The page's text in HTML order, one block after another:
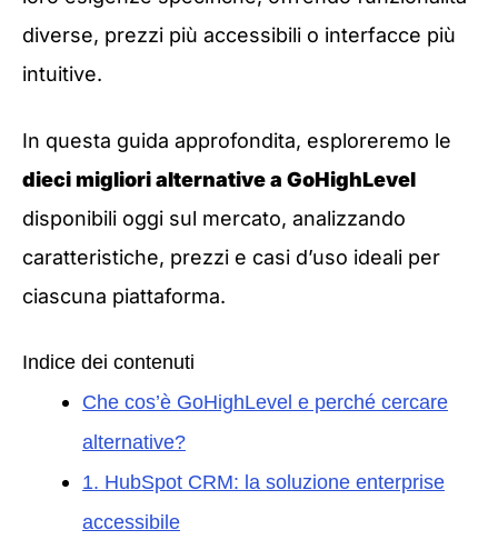
diverse, prezzi più accessibili o interfacce più
intuitive.
In questa guida approfondita, esploreremo le
dieci migliori alternative a GoHighLevel
disponibili oggi sul mercato, analizzando
caratteristiche, prezzi e casi d’uso ideali per
ciascuna piattaforma.
Indice dei contenuti
Che cos’è GoHighLevel e perché cercare
alternative?
1. HubSpot CRM: la soluzione enterprise
accessibile